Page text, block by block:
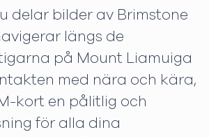
delar bilder av Brimstone
längs de
på Mount Liamuiga
med nära och kära,
kort en pålitlig och
för alla dina